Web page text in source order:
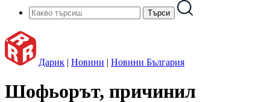
Дарик | Новини | Новини България
Шофьорът, причинил